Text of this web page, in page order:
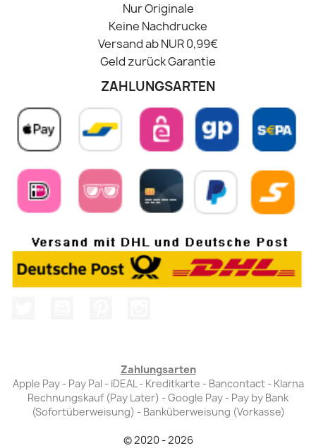
Nur Originale
Keine Nachdrucke
Versand ab NUR 0,99€
Geld zurück Garantie
ZAHLUNGSARTEN
Zahlungsarten
Apple Pay - Pay Pal - iDEAL - Kreditkarte - Bancontact - Klarna
Rechnungskauf (Pay Later) - Google Pay - Pay by Bank
(Sofortüberweisung) - Banküberweisung (Vorkasse)
© 2020 - 2026